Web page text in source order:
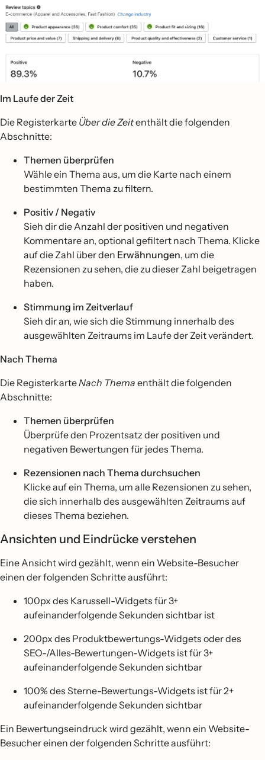
Im Laufe der Zeit
Die Registerkarte Über die Zeitenthält die folgenden
Abschnitte:
Themen überprüfen
Wähle ein Thema aus, um die Karte nach einem
bestimmten Thema zu filtern.
Positiv / Negativ
Sieh dir die Anzahl der positiven und negativen
Kommentare an, optional gefiltert nach Thema. Klicke
auf die Zahl über den Erwähnungen, um die
Rezensionen zu sehen, die zu dieser Zahl beigetragen
haben.
Stimmung im Zeitverlauf
Sieh dir an, wie sich die Stimmung innerhalb des
ausgewählten Zeitraums im Laufe der Zeit verändert.
Nach Thema
Die RegisterkarteNach Thema enthält die folgenden
Abschnitte:
Themen überprüfen
Überprüfe den Prozentsatz der positiven und
negativen Bewertungen für jedes Thema.
Rezensionen nach Thema durchsuchen
Klicke auf ein Thema, um alle Rezensionen zu sehen,
die sich innerhalb des ausgewählten Zeitraums auf
dieses Thema beziehen.
Ansichten und Eindrücke verstehen
Eine Ansicht wird gezählt, wenn ein Website-Besucher
einen der folgenden Schritte ausführt:
100px des Karussell-Widgets für 3+
aufeinanderfolgende Sekunden sichtbar ist
200px des Produktbewertungs-Widgets oder des
SEO-/Alles-Bewertungen-Widgets ist für 3+
aufeinanderfolgende Sekunden sichtbar
100% des Sterne-Bewertungs-Widgets ist für 2+
aufeinanderfolgende Sekunden sichtbar
Ein Bewertungseindruck wird gezählt, wenn ein Website-
Besucher einen der folgenden Schritte ausführt: